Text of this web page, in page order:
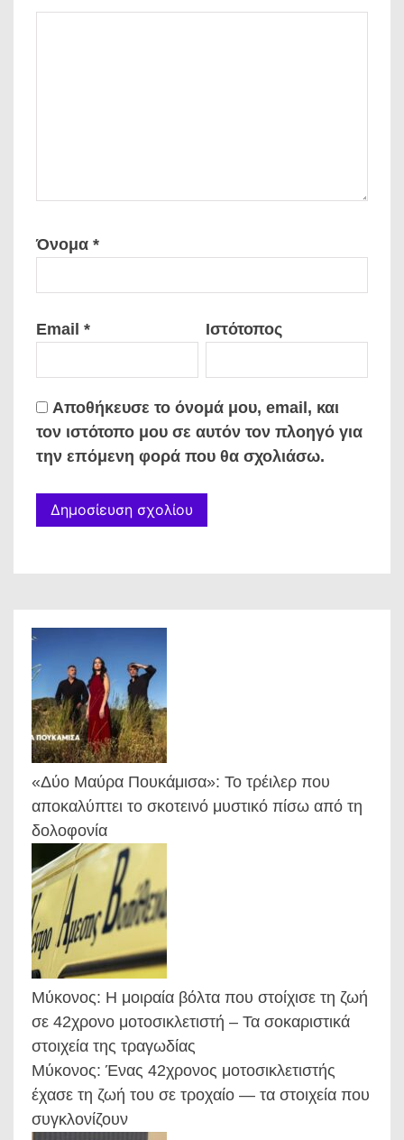
Όνομα *
Email * Ιστότοπος
Αποθήκευσε το όνομά μου, email, και
τον ιστότοπο μου σε αυτόν τον πλοηγό για
την επόμενη φορά που θα σχολιάσω.
«Δύο Μαύρα Πουκάμισα»: Το τρέιλερ που
αποκαλύπτει το σκοτεινό μυστικό πίσω από τη
δολοφονία
Μύκονος: Η μοιραία βόλτα που στοίχισε τη ζωή
σε 42χρονο μοτοσικλετιστή – Τα σοκαριστικά
στοιχεία της τραγωδίας
Μύκονος: Ένας 42χρονος μοτοσικλετιστής
έχασε τη ζωή του σε τροχαίο — τα στοιχεία που
συγκλονίζουν